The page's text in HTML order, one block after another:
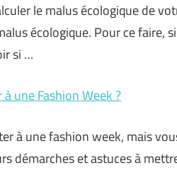
le malus écologique de
écologique. Pour ce faire,
si …
une Fashion Week ?
à une fashion week, mais
démarches et astuces à